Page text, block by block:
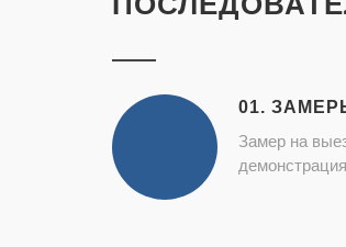
01.
Замер на